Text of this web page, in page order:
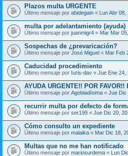
Plazos multa URGENTE
Último mensaje por abidegain « Lun Abr 08,
multa por adelantamiento (ayuda)
Último mensaje por juanmigr4 « Mar Mar
Sospechas de ¿prevaricación?
Último mensaje por José Miguel « Mar Feb
Caducidad procedimiento
Último mensaje por Iuris-dav « Jue Ene 24,
AYUDA URGENTE!! POR
Último mensaje por Agobiadísima « Jue Dic
recurrir multa por defecto de
Último mensaje por ser199 « Jue Dic 20,
Cómo consulto un expediente
Último mensaje por malaika « Mar Dic 18,
Multas que no me han notificado
Último mensaje por mariosurdema « Lun